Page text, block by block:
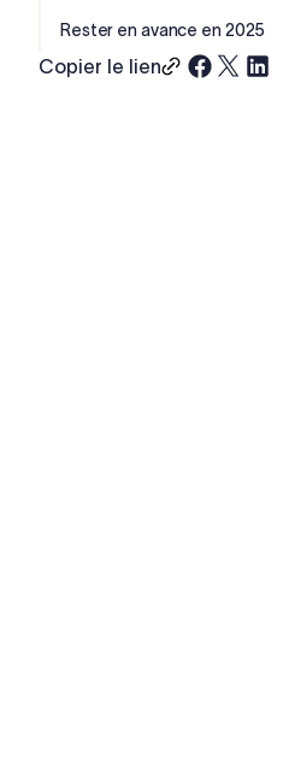
Rester en avance en 2025
Copier le lien